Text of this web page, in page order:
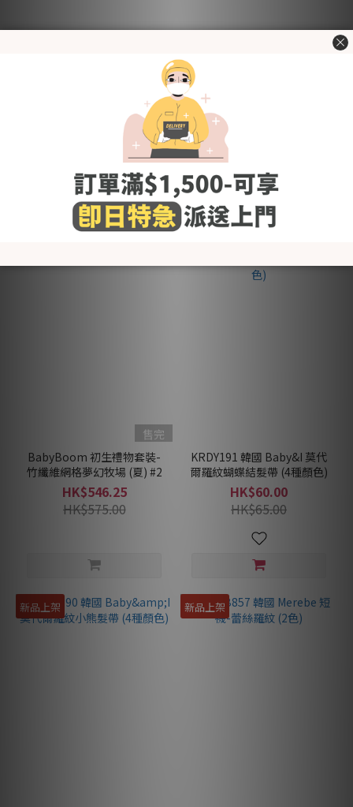
KRDY193 韓國 Baby&I 莫代
爾羅紋小熊帽 (4種顏色)
KRDY192 韓國 Baby&I 莫代
爾羅紋小球帽 (4種顏色)
售完
BabyBoom 初生禮物套裝-
竹纖維網格夢幻牧場 (夏) #2
HK$546.25
HK$575.00
KRDY191 韓國 Baby&I 莫代
爾羅紋蝴蝶結髮帶 (4種顏色)
HK$60.00
HK$65.00
新品上架 新品上架